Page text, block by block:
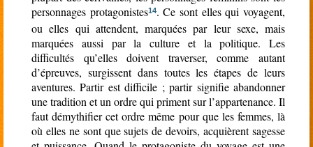
personnages protagonistes14. Ce sont elles qui voyagent,
ou elles qui attendent, marquées par leur sexe, mais
marquées aussi par la culture et la politique. Les
difficultés qu’elles doivent traverser, comme autant
d’épreuves, surgissent dans toutes les étapes de leurs
aventures. Partir est difficile ; partir signifie abandonner
une tradition et un ordre qui priment sur l’appartenance. Il
faut démythifier cet ordre même pour que les femmes, là
où elles ne sont que sujets de devoirs, acquièrent sagesse